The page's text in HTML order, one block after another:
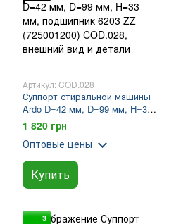
Артикул: COD.028
Суппорт стиральной машины
Ardo D=42 мм, D=99 мм, H=33
мм, подшипник 6203 ZZ
(725001200)
1 820 грн
Оптовые цены
Купить
3